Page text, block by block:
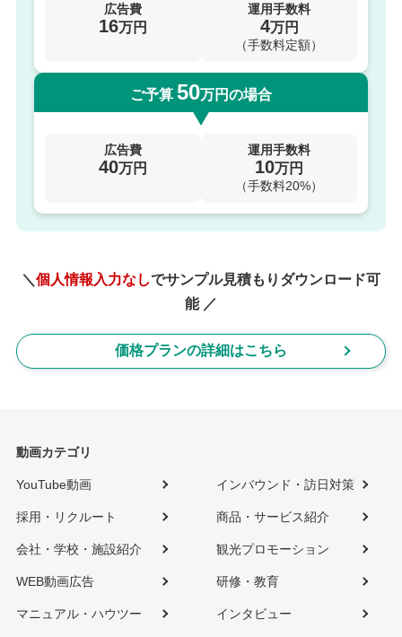
広告費
16万円
運用手数料
4万円
（手数料定額）
ご予算 50万円の場合
広告費
40万円
運用手数料
10万円
（手数料20%）
＼ 個人情報入力なしでサンプル見積もりダウンロード可
能 ／
価格プランの詳細はこちら
動画カテゴリ
YouTube動画 インバウンド・訪日対策
採用・リクルート 商品・サービス紹介
会社・学校・施設紹介 観光プロモーション
WEB動画広告 研修・教育
マニュアル・ハウツー インタビュー